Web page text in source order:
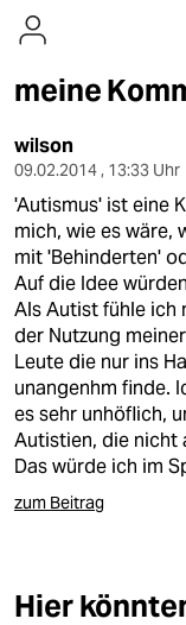
kultur
sport
berlin
nord
wahrheit
verlag
verlag
veranstaltungen
shop
unterstützen
meine
wilson
09.02.2014 , 13:33 Uhr
'Autismus' ist eine
mich, wie es wäre,
mit 'Behinderten'
Auf die Idee
Als Autist fühle ich
der Nutzung
Leute die nur ins
unangenhm finde.
es sehr unhöflich,
Autistien, die nicht
Das würde ich im
zum Beitrag
Hier